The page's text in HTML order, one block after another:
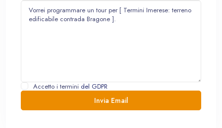
Accetto i termini del GDPR